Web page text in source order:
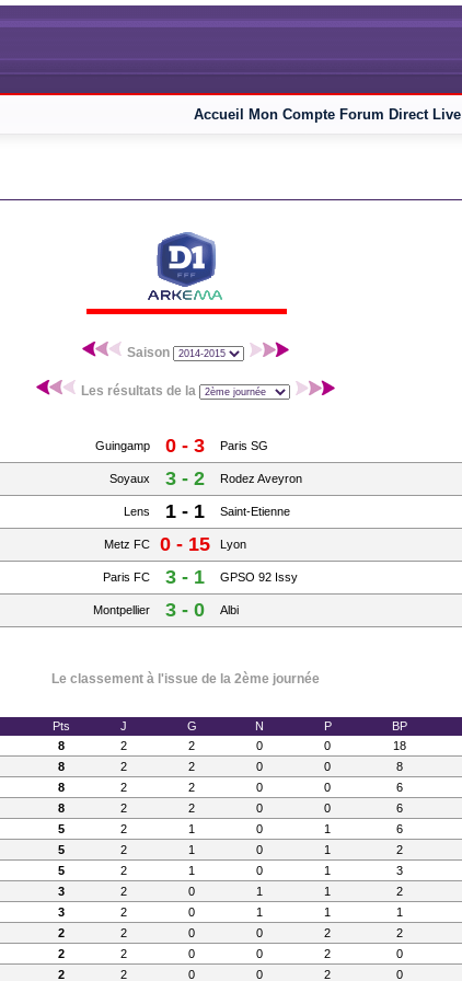
Accueil Mon Compte Forum Direct Live
Saison
Les résultats de la
Guingamp 0 - 3 Paris SG
Soyaux 3 - 2 Rodez Aveyron
Lens 1 - 1 Saint-Etienne
Metz FC 0 - 15 Lyon
Paris FC 3 - 1 GPSO 92 Issy
Montpellier 3 - 0 Albi
Le classement à l'issue de la 2ème journée
Pts J G N P BP
8 2 2 0 0 18
8 2 2 0 0 8
8 2 2 0 0 6
8 2 2 0 0 6
5 2 1 0 1 6
5 2 1 0 1 2
5 2 1 0 1 3
3 2 0 1 1 2
3 2 0 1 1 1
2 2 0 0 2 2
2 2 0 0 2 0
2 2 0 0 2 0